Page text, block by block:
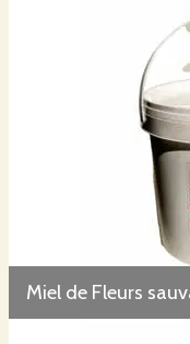
Miel de Fleurs